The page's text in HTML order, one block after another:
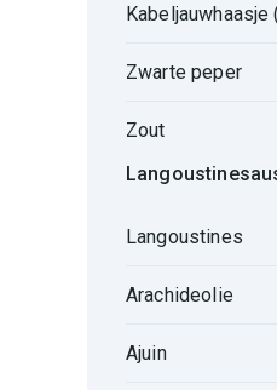
Kabeljauwhaasje
Zwarte peper
Zout
Langoustines
Arachideolie
Ajuin